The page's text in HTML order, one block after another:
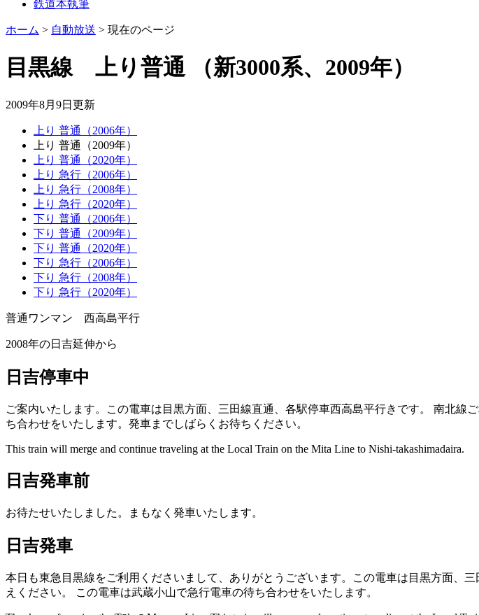
鉄道本執筆
ホーム > 自動放送 > 現在のページ
目黒線 上り普通 （新3000系、2009年）
2009年8月9日 更新
上り 普通（2006年）
上り 普通（2009年）
上り 普通（2020年）
上り 急行（2006年）
上り 急行（2008年）
上り 急行（2020年）
下り 普通（2006年）
下り 普通（2009年）
下り 普通（2020年）
下り 急行（2006年）
下り 急行（2008年）
下り 急行（2020年）
普通ワンマン 西高島平行
2008年の日吉延伸から
日吉停車中
ご案内いたします。この電車は目黒方面、三田線直通、各駅停車西高島平行きです。 南北線
ち合わせをいたします。発車までしばらくお待ちください。
This train will merge and continue traveling at the Local Train on the Mita Line to Nishi-takashimadaira.
日吉発車前
お待たせいたしました。まもなく発車いたします。
日吉発車
本日も東急目黒線をご利用くださいまして、ありがとうございます。この電車は目黒方面、
えください。
この電車は武蔵小山で急行電車の待ち合わせをいたします。